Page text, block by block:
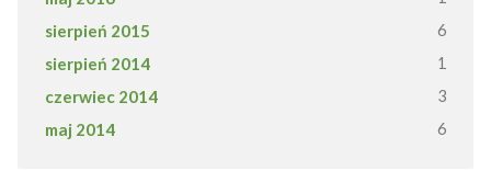
sierpień 2015 6
sierpień 2014 1
czerwiec 2014 3
maj 2014 6